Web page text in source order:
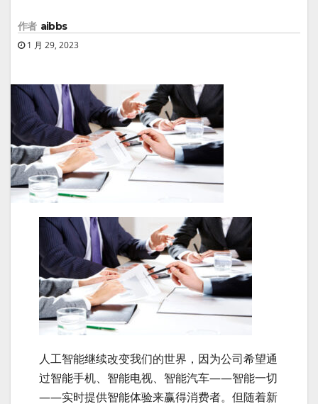
作者 aibbs
1 月 29, 2023
人工智能继续改变我们的世界，因为公司希望通
过智能手机、智能电视、智能汽车——智能一切
——实时提供智能体验来赢得消费者。但随着新